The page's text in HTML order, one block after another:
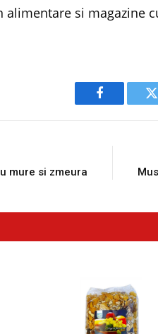
alimentare si magazine
Facebook
mure si zmeura